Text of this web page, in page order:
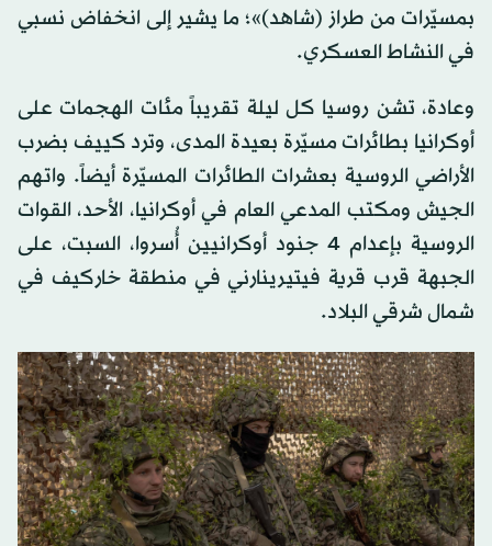
بمسيّرات من طراز (شاهد)»؛ ما يشير إلى انخفاض نسبي
في النشاط العسكري.
وعادة، تشن روسيا كل ليلة تقريباً مئات الهجمات على
أوكرانيا بطائرات مسيّرة بعيدة المدى، وترد كييف بضرب
الأراضي الروسية بعشرات الطائرات المسيّرة أيضاً. واتهم
الجيش ومكتب المدعي العام في أوكرانيا، الأحد، القوات
الروسية بإعدام 4 جنود أوكرانيين أُسروا، السبت، على
الجبهة قرب قرية فيتيرينارني في منطقة خاركيف في
شمال شرقي البلاد.